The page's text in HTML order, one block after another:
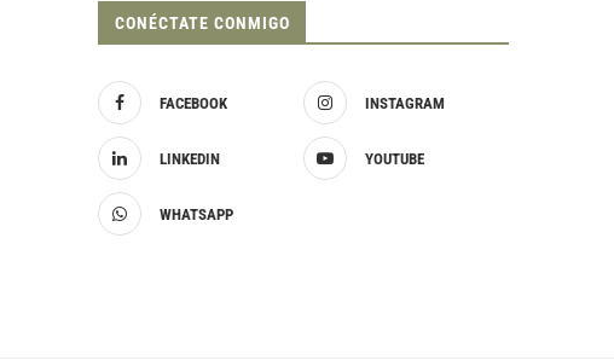
CONÉCTATE CONMIGO
FACEBOOK INSTAGRAM
LINKEDIN YOUTUBE
WHATSAPP